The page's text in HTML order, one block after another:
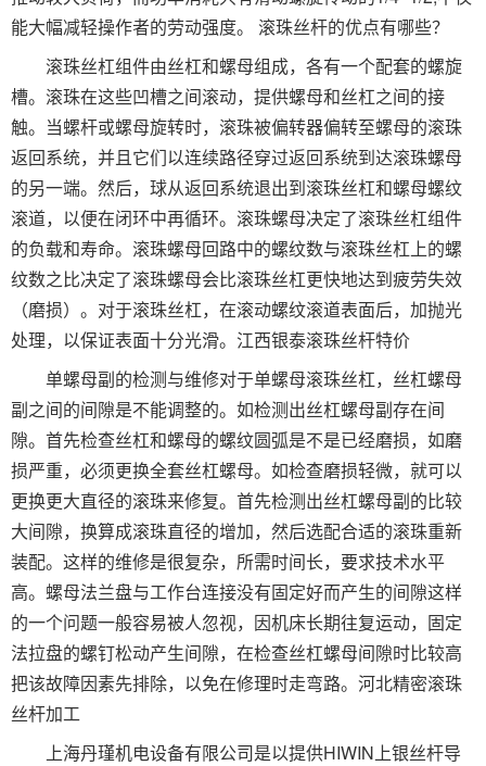
能大幅减轻操作者的劳动强度。 滚珠丝杆的优点有哪些？
滚珠丝杠组件由丝杠和螺母组成，各有一个配套的螺旋
槽。滚珠在这些凹槽之间滚动，提供螺母和丝杠之间的接
触。当螺杆或螺母旋转时，滚珠被偏转器偏转至螺母的滚珠
返回系统，并且它们以连续路径穿过返回系统到达滚珠螺母
的另一端。然后，球从返回系统退出到滚珠丝杠和螺母螺纹
滚道，以便在闭环中再循环。滚珠螺母决定了滚珠丝杠组件
的负载和寿命。滚珠螺母回路中的螺纹数与滚珠丝杠上的螺
纹数之比决定了滚珠螺母会比滚珠丝杠更快地达到疲劳失效
（磨损）。对于滚珠丝杠，在滚动螺纹滚道表面后，加抛光
处理，以保证表面十分光滑。江西银泰滚珠丝杆特价
单螺母副的检测与维修对于单螺母滚珠丝杠，丝杠螺母
副之间的间隙是不能调整的。如检测出丝杠螺母副存在间
隙。首先检查丝杠和螺母的螺纹圆弧是不是已经磨损，如磨
损严重，必须更换全套丝杠螺母。如检查磨损轻微，就可以
更换更大直径的滚珠来修复。首先检测出丝杠螺母副的比较
大间隙，换算成滚珠直径的增加，然后选配合适的滚珠重新
装配。这样的维修是很复杂，所需时间长，要求技术水平
高。螺母法兰盘与工作台连接没有固定好而产生的间隙这样
的一个问题一般容易被人忽视，因机床长期往复运动，固定
法拉盘的螺钉松动产生间隙，在检查丝杠螺母间隙时比较高
把该故障因素先排除，以免在修理时走弯路。河北精密滚珠
丝杆加工
上海丹瑾机电设备有限公司是以提供HIWIN上银丝杆导